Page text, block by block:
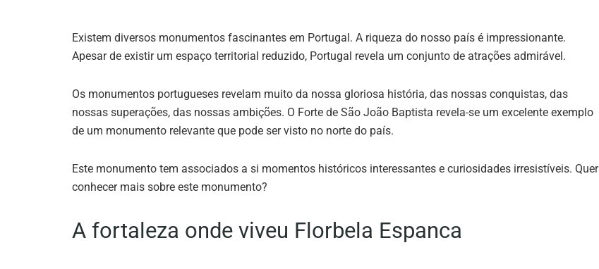
Existem diversos monumentos fascinantes em Portugal. A riqueza do nosso país é impressionante.
Apesar de existir um espaço territorial reduzido, Portugal revela um conjunto de atrações admirável.
Os monumentos portugueses revelam muito da nossa gloriosa história, das nossas conquistas, das
nossas superações, das nossas ambições. O Forte de São João Baptista revela-se um excelente exemplo
de um monumento relevante que pode ser visto no norte do país.
Este monumento tem associados a si momentos históricos interessantes e curiosidades irresistíveis. Quer
conhecer mais sobre este monumento?
A fortaleza onde viveu Florbela Espanca